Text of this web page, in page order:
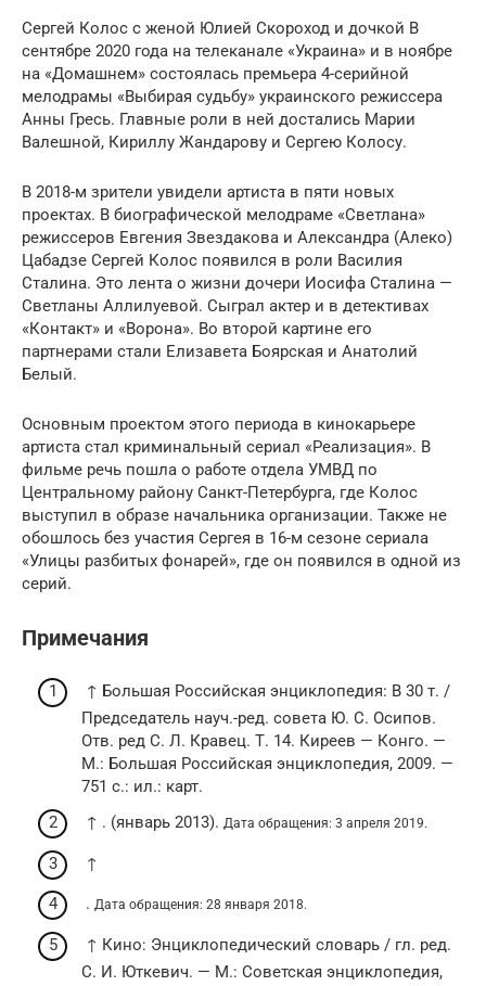
Сергей Колос с женой Юлией Скороход и дочкой В
сентябре 2020 года на телеканале «Украина» и в ноябре
на «Домашнем» состоялась премьера 4-серийной
мелодрамы «Выбирая судьбу» украинского режиссера
Анны Гресь. Главные роли в ней достались Марии
Валешной, Кириллу Жандарову и Сергею Колосу.
В 2018-м зрители увидели артиста в пяти новых
проектах. В биографической мелодраме «Светлана»
режиссеров Евгения Звездакова и Александра (Алеко)
Цабадзе Сергей Колос появился в роли Василия
Сталина. Это лента о жизни дочери Иосифа Сталина —
Светланы Аллилуевой. Сыграл актер и в детективах
«Контакт» и «Ворона». Во второй картине его
партнерами стали Елизавета Боярская и Анатолий
Белый.
Основным проектом этого периода в кинокарьере
артиста стал криминальный сериал «Реализация». В
фильме речь пошла о работе отдела УМВД по
Центральному району Санкт-Петербурга, где Колос
выступил в образе начальника организации. Также не
обошлось без участия Сергея в 16-м сезоне сериала
«Улицы разбитых фонарей», где он появился в одной из
серий.
Примечания
↑ Большая Российская энциклопедия: В 30 т. /
Председатель науч.-ред. совета Ю. С. Осипов.
Отв. ред С. Л. Кравец. Т. 14. Киреев — Конго. —
М.: Большая Российская энциклопедия, 2009. —
751 с.: ил.: карт.
↑ . (январь 2013). Дата обращения: 3 апреля 2019.
↑
. Дата обращения: 28 января 2018.
↑ Кино: Энциклопедический словарь / гл. ред.
С. И. Юткевич. — М.: Советская энциклопедия,